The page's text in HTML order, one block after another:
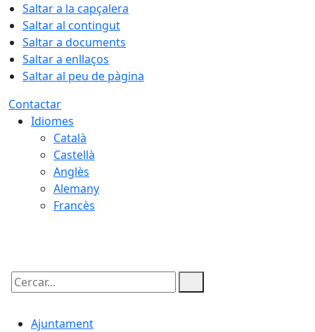
Saltar a la capçalera
Saltar al contingut
Saltar a documents
Saltar a enllaços
Saltar al peu de pàgina
Contactar
Idiomes
Català
Castellà
Anglès
Alemany
Francès
Cercar:
Ajuntament